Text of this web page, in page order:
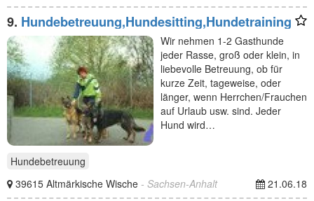
9. Hundebetreuung,Hundesitting,Hundetraining
Wir nehmen 1-2 Gasthunde
jeder Rasse, groß oder klein, in
liebevolle Betreuung, ob für
kurze Zeit, tageweise, oder
länger, wenn Herrchen/Frauchen
auf Urlaub usw. sind. Jeder
Hund wird…
Hundebetreuung
39615 Altmärkische Wische - Sachsen-Anhalt 21.06.18